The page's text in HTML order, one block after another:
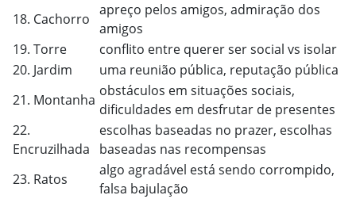
18. Cachorro
apreço pelos amigos, admiração dos
amigos
19. Torre
conflito entre querer ser social vs isolar
20. Jardim
uma reunião pública, reputação pública
21. Montanha
obstáculos em situações sociais,
dificuldades em desfrutar de presentes
22.
Encruzilhada
escolhas baseadas no prazer, escolhas
baseadas nas recompensas
23. Ratos
algo agradável está sendo corrompido,
falsa bajulação